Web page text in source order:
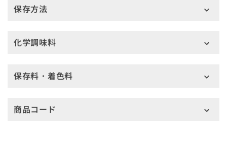
保存方法
化学調味料
保存料・着色料
商品コード